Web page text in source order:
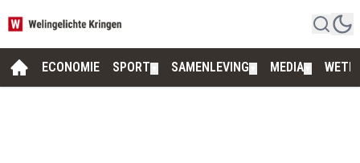
ECONOMIE SPORT SAMENLEVING MEDIA